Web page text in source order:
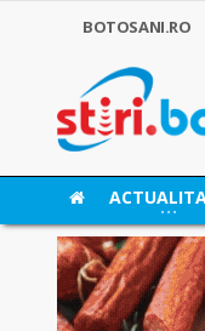
BOTOSANI.RO